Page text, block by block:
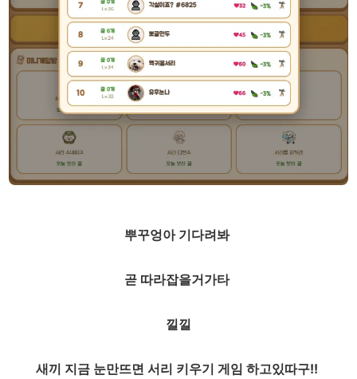
뿌꾸엉아 기다려봐
곧 따라잡을거가타
낄낄
새끼 지금 눈만뜨면 서리 키우기 게임 하고있따구!!